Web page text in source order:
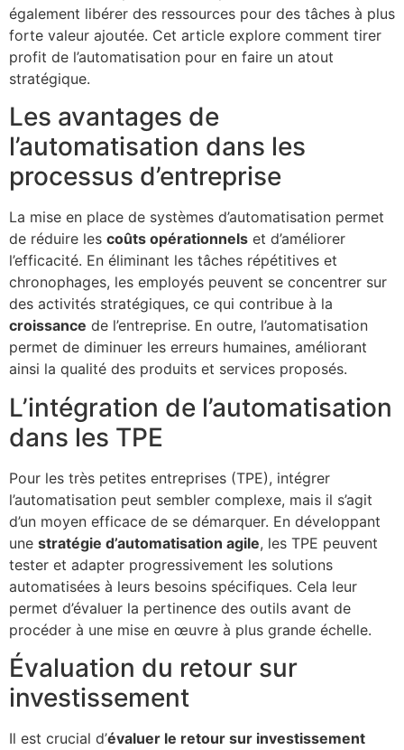
également libérer des ressources pour des tâches à plus
forte valeur ajoutée. Cet article explore comment tirer
profit de l’automatisation pour en faire un atout
stratégique.
Les avantages de
l’automatisation dans les
processus d’entreprise
La mise en place de systèmes d’automatisation permet
de réduire les coûts opérationnels et d’améliorer
l’efficacité. En éliminant les tâches répétitives et
chronophages, les employés peuvent se concentrer sur
des activités stratégiques, ce qui contribue à la
croissance de l’entreprise. En outre, l’automatisation
permet de diminuer les erreurs humaines, améliorant
ainsi la qualité des produits et services proposés.
L’intégration de l’automatisation
dans les TPE
Pour les très petites entreprises (TPE), intégrer
l’automatisation peut sembler complexe, mais il s’agit
d’un moyen efficace de se démarquer. En développant
une stratégie d’automatisation agile, les TPE peuvent
tester et adapter progressivement les solutions
automatisées à leurs besoins spécifiques. Cela leur
permet d’évaluer la pertinence des outils avant de
procéder à une mise en œuvre à plus grande échelle.
Évaluation du retour sur
investissement
Il est crucial d’évaluer le retour sur investissement